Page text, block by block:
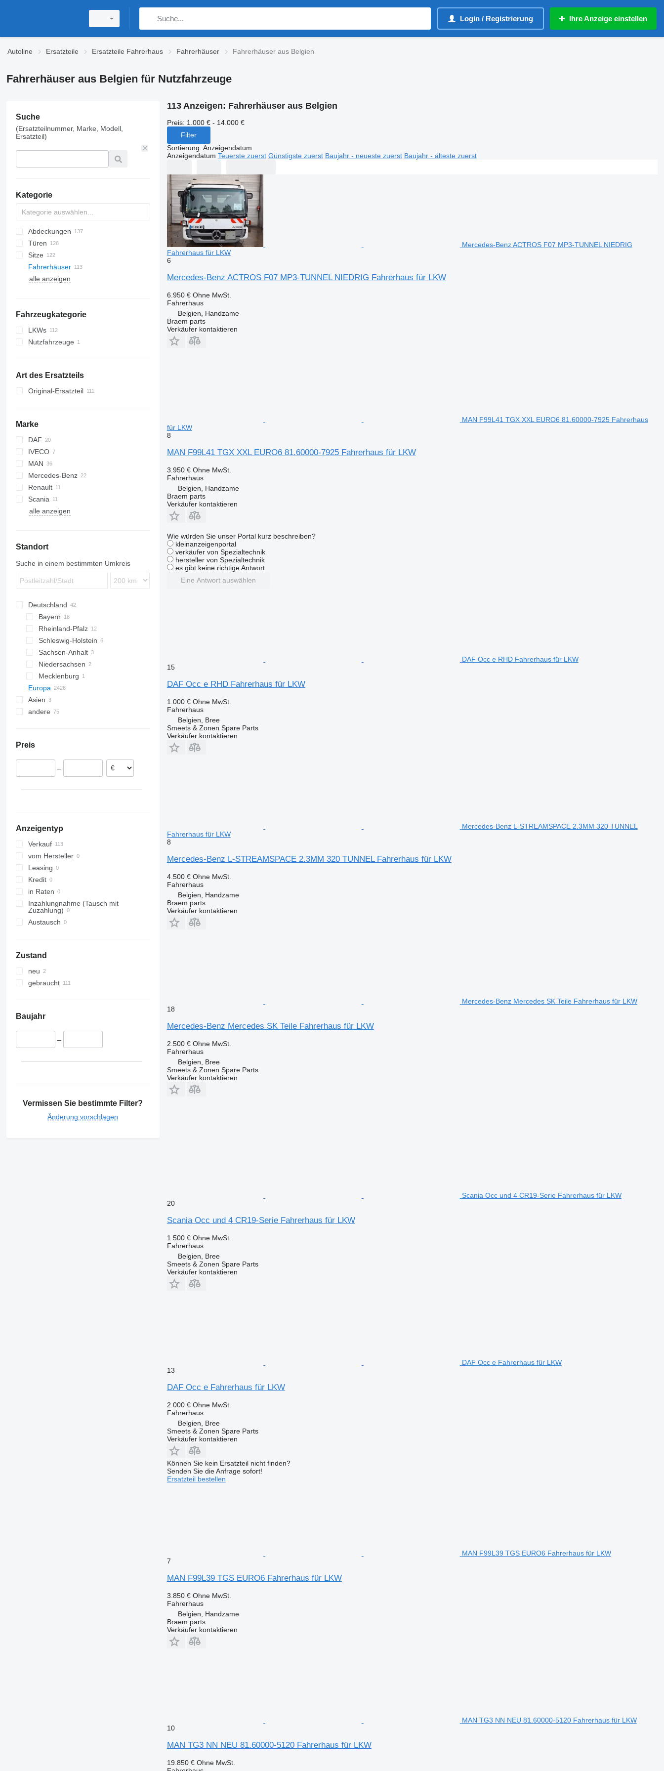
Login / Registrierung Ihre Anzeige einstellen
Autoline Ersatzteile Ersatzteile Fahrerhaus Fahrerhäuser Fahrerhäuser aus Belgien
Fahrerhäuser aus Belgien für Nutzfahrzeuge
Suche
(Ersatzteilnummer, Marke, Modell,
Ersatzteil)
Kategorie
Abdeckungen
Türen
Sitze
Fahrerhäuser
Klimakompressoren
Klimaleitungen
Klimaanlage Filter
Klimatrockner
Seitenscheiben
Heckscheiben
alle anzeigen
Fahrzeugkategorie
LKWs
Nutzfahrzeuge
Art des Ersatzteils
Original-Ersatzteil
Marke
DAF
CF
XF
F-MAX
IVECO
Magirus
Stralis
Trakker
MAN
TGA
TGL
TGM
TGS
Mercedes-Benz
Actros
Arocs
Atego
Renault
Mascott
Premium
Scania
FH
alle anzeigen
Standort
Suche in einem bestimmten Umkreis
Deutschland
Bayern
München
Nürnberg
Neu-Ulm
Landshut
Rheinland-Pfalz
Bendorf
Schleswig-Holstein
Kiel
Sachsen-Anhalt
Magdeburg
Niedersachsen
Bovenden
Mecklenburg
Schwerin
Europa
Italien
Estland
Litauen
Herentals
Asien
China
andere
Preis
–
Anzeigentyp
Verkauf
vom Hersteller
Leasing
Kredit
in Raten
Inzahlungnahme (Tausch mit
Zuzahlung)
Austausch
Zustand
neu
gebraucht
Baujahr
–
Vermissen Sie bestimmte Filter?
Änderung vorschlagen
113 Anzeigen: Fahrerhäuser aus Belgien
Preis: 1.000 € - 14.000 €
Filter
Sortierung: Anzeigendatum
Anzeigendatum Teuerste zuerst Günstigste zuerst Baujahr - neueste zuerst Baujahr - älteste zuerst
Mercedes-Benz ACTROS F07 MP3-TUNNEL NIEDRIG
Fahrerhaus für LKW
6
Mercedes-Benz ACTROS F07 MP3-TUNNEL NIEDRIG Fahrerhaus für LKW
6.950 € Ohne MwSt.
Fahrerhaus
Belgien, Handzame
Braem parts
Verkäufer kontaktieren
MAN F99L41 TGX XXL EURO6 81.60000-7925 Fahrerhaus
für LKW
8
MAN F99L41 TGX XXL EURO6 81.60000-7925 Fahrerhaus für LKW
3.950 € Ohne MwSt.
Fahrerhaus
Belgien, Handzame
Braem parts
Verkäufer kontaktieren
Wie würden Sie unser Portal kurz beschreiben?
kleinanzeigenportal
verkäufer von Spezialtechnik
hersteller von Spezialtechnik
es gibt keine richtige Antwort
Eine Antwort auswählen
DAF Occ e RHD Fahrerhaus für LKW
15
DAF Occ e RHD Fahrerhaus für LKW
1.000 € Ohne MwSt.
Fahrerhaus
Belgien, Bree
Smeets & Zonen Spare Parts
Verkäufer kontaktieren
Mercedes-Benz L-STREAMSPACE 2.3MM 320 TUNNEL
Fahrerhaus für LKW
8
Mercedes-Benz L-STREAMSPACE 2.3MM 320 TUNNEL Fahrerhaus für LKW
4.500 € Ohne MwSt.
Fahrerhaus
Belgien, Handzame
Braem parts
Verkäufer kontaktieren
Mercedes-Benz Mercedes SK Teile Fahrerhaus für LKW
18
Mercedes-Benz Mercedes SK Teile Fahrerhaus für LKW
2.500 € Ohne MwSt.
Fahrerhaus
Belgien, Bree
Smeets & Zonen Spare Parts
Verkäufer kontaktieren
Scania Occ und 4 CR19-Serie Fahrerhaus für LKW
20
Scania Occ und 4 CR19-Serie Fahrerhaus für LKW
1.500 € Ohne MwSt.
Fahrerhaus
Belgien, Bree
Smeets & Zonen Spare Parts
Verkäufer kontaktieren
DAF Occ e Fahrerhaus für LKW
13
DAF Occ e Fahrerhaus für LKW
2.000 € Ohne MwSt.
Fahrerhaus
Belgien, Bree
Smeets & Zonen Spare Parts
Verkäufer kontaktieren
Können Sie kein Ersatzteil nicht finden?
Senden Sie die Anfrage sofort!
Ersatzteil bestellen
MAN F99L39 TGS EURO6 Fahrerhaus für LKW
7
MAN F99L39 TGS EURO6 Fahrerhaus für LKW
3.850 € Ohne MwSt.
Fahrerhaus
Belgien, Handzame
Braem parts
Verkäufer kontaktieren
MAN TG3 NN NEU 81.60000-5120 Fahrerhaus für LKW
10
MAN TG3 NN NEU 81.60000-5120 Fahrerhaus für LKW
19.850 € Ohne MwSt.